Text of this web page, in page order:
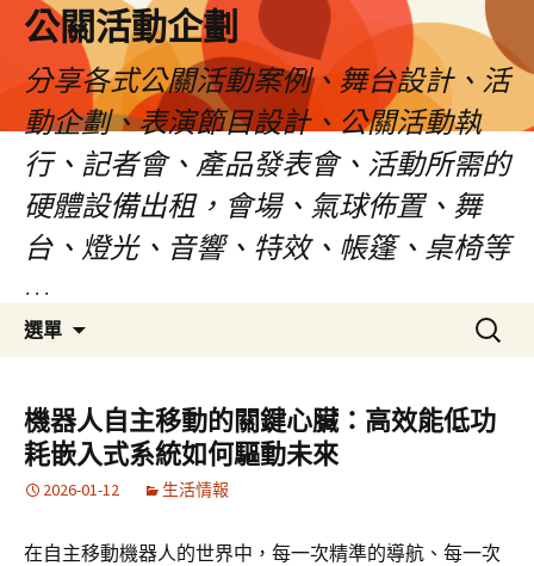
公關活動企劃
分享各式公關活動案例、舞台設計、活
動企劃、表演節目設計、公關活動執
行、記者會、產品發表會、活動所需的
硬體設備出租，會場、氣球佈置、舞
台、燈光、音響、特效、帳篷、桌椅等
…
選單
要
內
容
搜
尋
鍵
字:
機器人自主移動的關鍵心臟：高效能低功
耗嵌入式系統如何驅動未來
2026-01-12 生活情報
在自主移動機器人的世界中，每一次精準的導航、每一次